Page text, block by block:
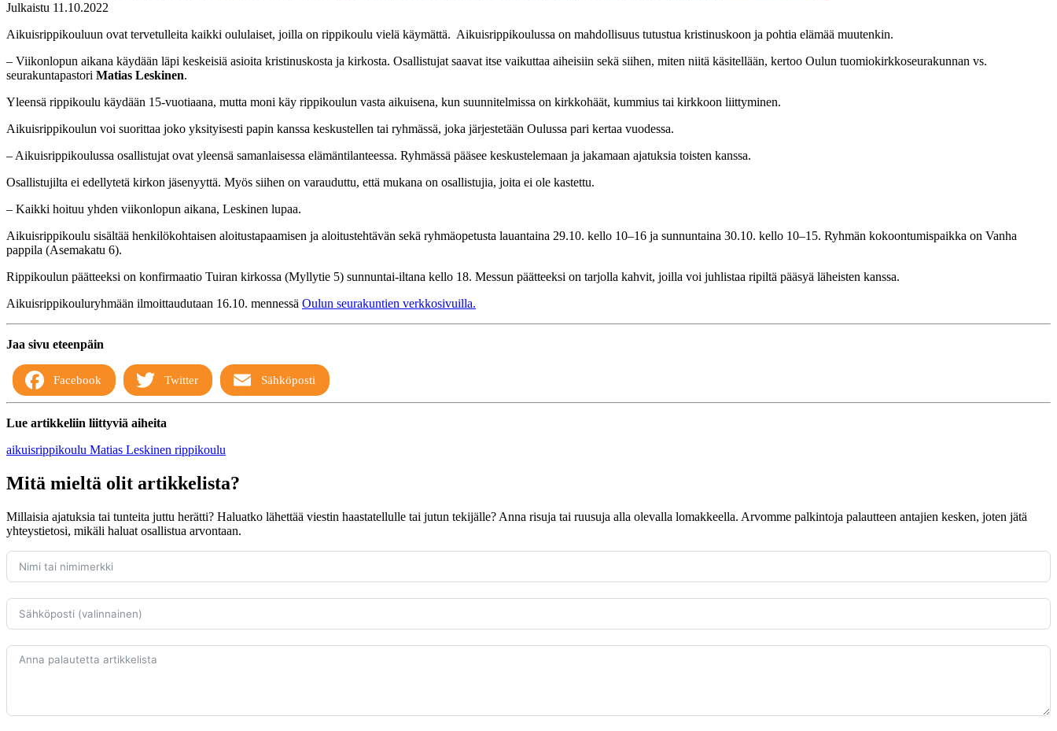
Julkaistu 11.10.2022
Aikuisrippikouluun ovat tervetulleita kaikki oululaiset, joilla on rippikoulu vielä käymättä. Aikuisrippikoulussa on mahdollisuus tutustua kristinuskoon ja pohtia elämää muutenkin.
– Viikonlopun aikana käydään läpi keskeisiä asioita kristinuskosta ja kirkosta. Osallistujat saavat itse vaikuttaa aiheisiin sekä siihen, miten niitä käsitellään, kertoo Oulun tuomiokirkkoseurakunnan vs.
seurakuntapastori Matias Leskinen.
Yleensä rippikoulu käydään 15-vuotiaana, mutta moni käy rippikoulun vasta aikuisena, kun suunnitelmissa on kirkkohäät, kummius tai kirkkoon liittyminen.
Aikuisrippikoulun voi suorittaa joko yksityisesti papin kanssa keskustellen tai ryhmässä, joka järjestetään Oulussa pari kertaa vuodessa.
– Aikuisrippikoulussa osallistujat ovat yleensä samanlaisessa elämäntilanteessa. Ryhmässä pääsee keskustelemaan ja jakamaan ajatuksia toisten kanssa.
Osallistujilta ei edellytetä kirkon jäsenyyttä. Myös siihen on varauduttu, että mukana on osallistujia, joita ei ole kastettu.
– Kaikki hoituu yhden viikonlopun aikana, Leskinen lupaa.
Aikuisrippikoulu sisältää henkilökohtaisen aloitustapaamisen ja aloitustehtävän sekä ryhmäopetusta lauantaina 29.10. kello 10–16 ja sunnuntaina 30.10. kello 10–15. Ryhmän kokoontumispaikka on Vanha
pappila (Asemakatu 6).
Rippikoulun päätteeksi on konfirmaatio Tuiran kirkossa (Myllytie 5) sunnuntai-iltana kello 18. Messun päätteeksi on tarjolla kahvit, joilla voi juhlistaa ripiltä pääsyä läheisten kanssa.
Aikuisrippikouluryhmään ilmoittaudutaan 16.10. mennessä Oulun seurakuntien verkkosivuilla.
Jaa sivu eteenpäin
Facebook Twitter Sähköposti
Lue artikkeliin liittyviä aiheita
aikuisrippikoulu Matias Leskinen rippikoulu
Mitä mieltä olit artikkelista?
Millaisia ajatuksia tai tunteita juttu herätti? Haluatko lähettää viestin haastatellulle tai jutun tekijälle? Anna risuja tai ruusuja alla olevalla lomakkeella. Arvomme palkintoja palautteen antajien kesken, joten jätä
yhteystietosi, mikäli haluat osallistua arvontaan.